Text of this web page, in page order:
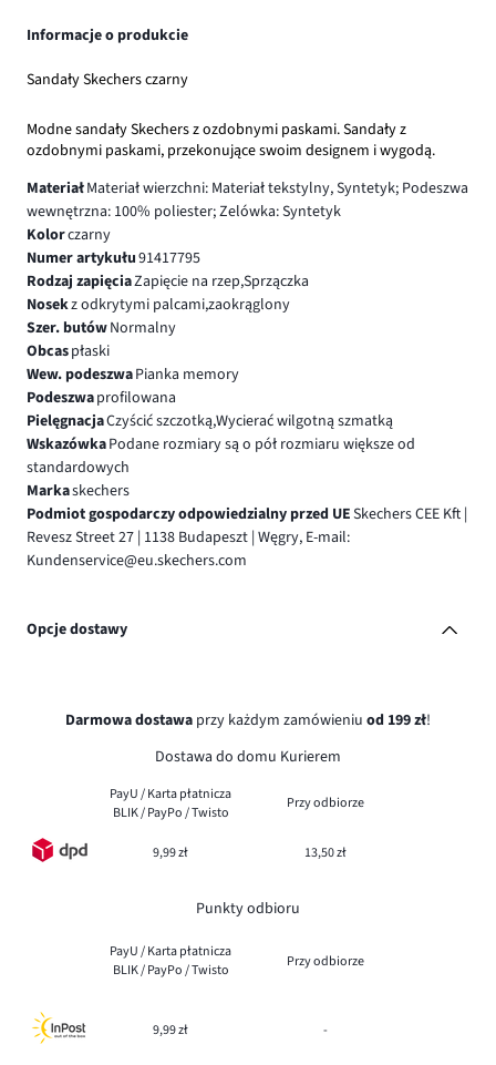
Informacje o produkcie
Sandały Skechers czarny
Modne sandały Skechers z ozdobnymi paskami. Sandały z
ozdobnymi paskami, przekonujące swoim designem i wygodą.
MateriałMateriał wierzchni: Materiał tekstylny, Syntetyk; Podeszwa
wewnętrzna: 100% poliester; Zelówka: Syntetyk
Kolorczarny
Numer artykułu91417795
Rodzaj zapięciaZapięcie na rzep,Sprzączka
Nosekz odkrytymi palcami,zaokrąglony
Szer. butówNormalny
Obcaspłaski
Wew. podeszwaPianka memory
Podeszwaprofilowana
PielęgnacjaCzyścić szczotką,Wycierać wilgotną szmatką
WskazówkaPodane rozmiary są o pół rozmiaru większe od
standardowych
Markaskechers
Podmiot gospodarczy odpowiedzialny przed UESkechers CEE Kft |
Revesz Street 27 | 1138 Budapeszt | Węgry, E-mail:
Kundenservice@eu.skechers.com
Opcje dostawy
Darmowa dostawa przy każdym zamówieniu od 199 zł!
Dostawa do domu Kurierem
PayU / Karta płatnicza
BLIK / PayPo / Twisto
Przy odbiorze
9,99 zł 13,50 zł
Punkty odbioru
PayU / Karta płatnicza
BLIK / PayPo / Twisto
Przy odbiorze
9,99 zł -